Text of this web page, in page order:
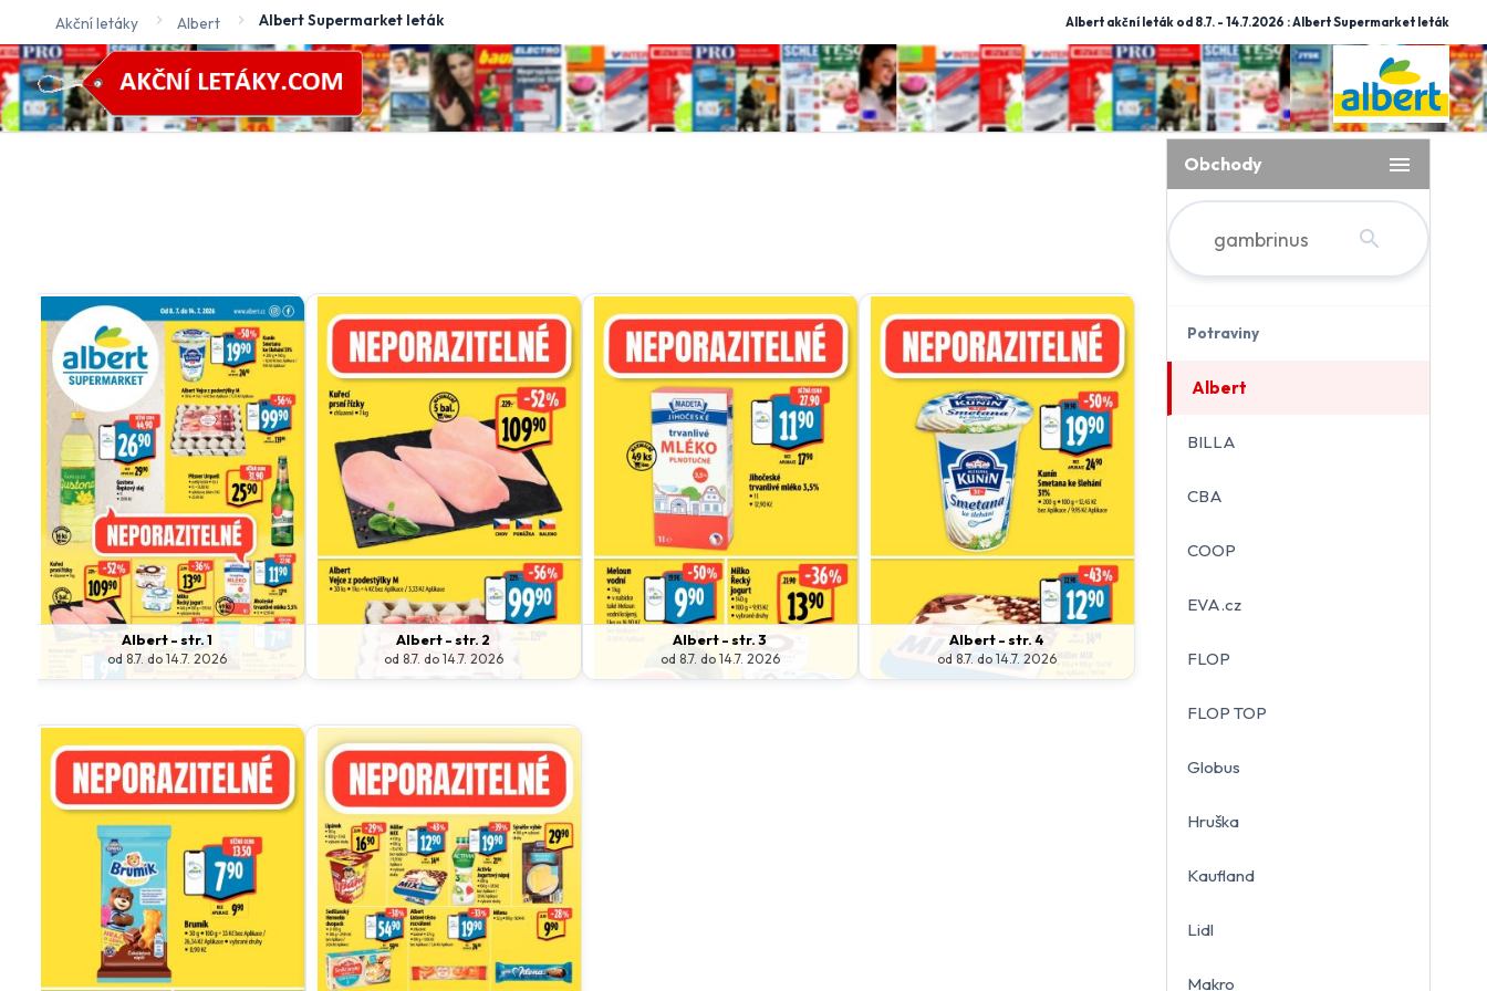
Akční letáky Albert Albert Supermarket leták Albert akční leták od 8.7. - 14.7.2026 : Albert Supermarket leták
Albert - str. 1
od 8.7. do 14.7. 2026
Albert - str. 2
od 8.7. do 14.7. 2026
Albert - str. 3
od 8.7. do 14.7. 2026
Albert - str. 4
od 8.7. do 14.7. 2026
Obchody menu
search
Potraviny
Albert
BILLA
CBA
COOP
EVA.cz
FLOP
FLOP TOP
Globus
Hruška
Kaufland
Lidl
Makro